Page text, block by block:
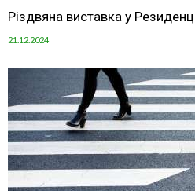
Різдвяна виставка у
21.12.2024